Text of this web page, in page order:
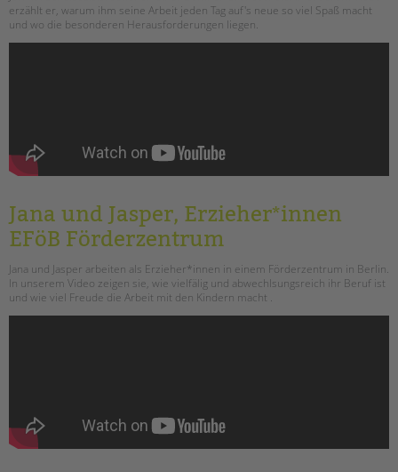
erzählt er, warum ihm seine Arbeit jeden Tag auf's neue so viel Spaß macht
und wo die besonderen Herausforderungen liegen.
Jana und Jasper, Erzieher*innen
EFöB Förderzentrum
Jana und Jasper arbeiten als Erzieher*innen in einem Förderzentrum in Berlin.
In unserem Video zeigen sie, wie vielfälig und abwechlsungsreich ihr Beruf ist
und wie viel Freude die Arbeit mit den Kindern macht .